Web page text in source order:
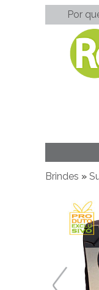
Por
Brindes »